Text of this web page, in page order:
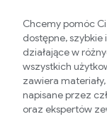
Chcemy pomóc
dostępne,
działające w
wszystkich
zawiera
napisane przez
oraz ekspertów